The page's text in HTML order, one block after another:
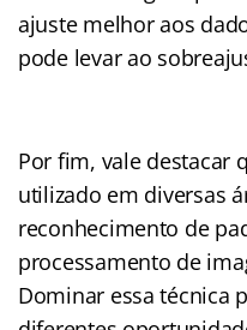
ajuste melhor aos
pode levar ao
Por fim, vale destacar
utilizado em diversas
reconhecimento de
processamento de
Dominar essa técnica